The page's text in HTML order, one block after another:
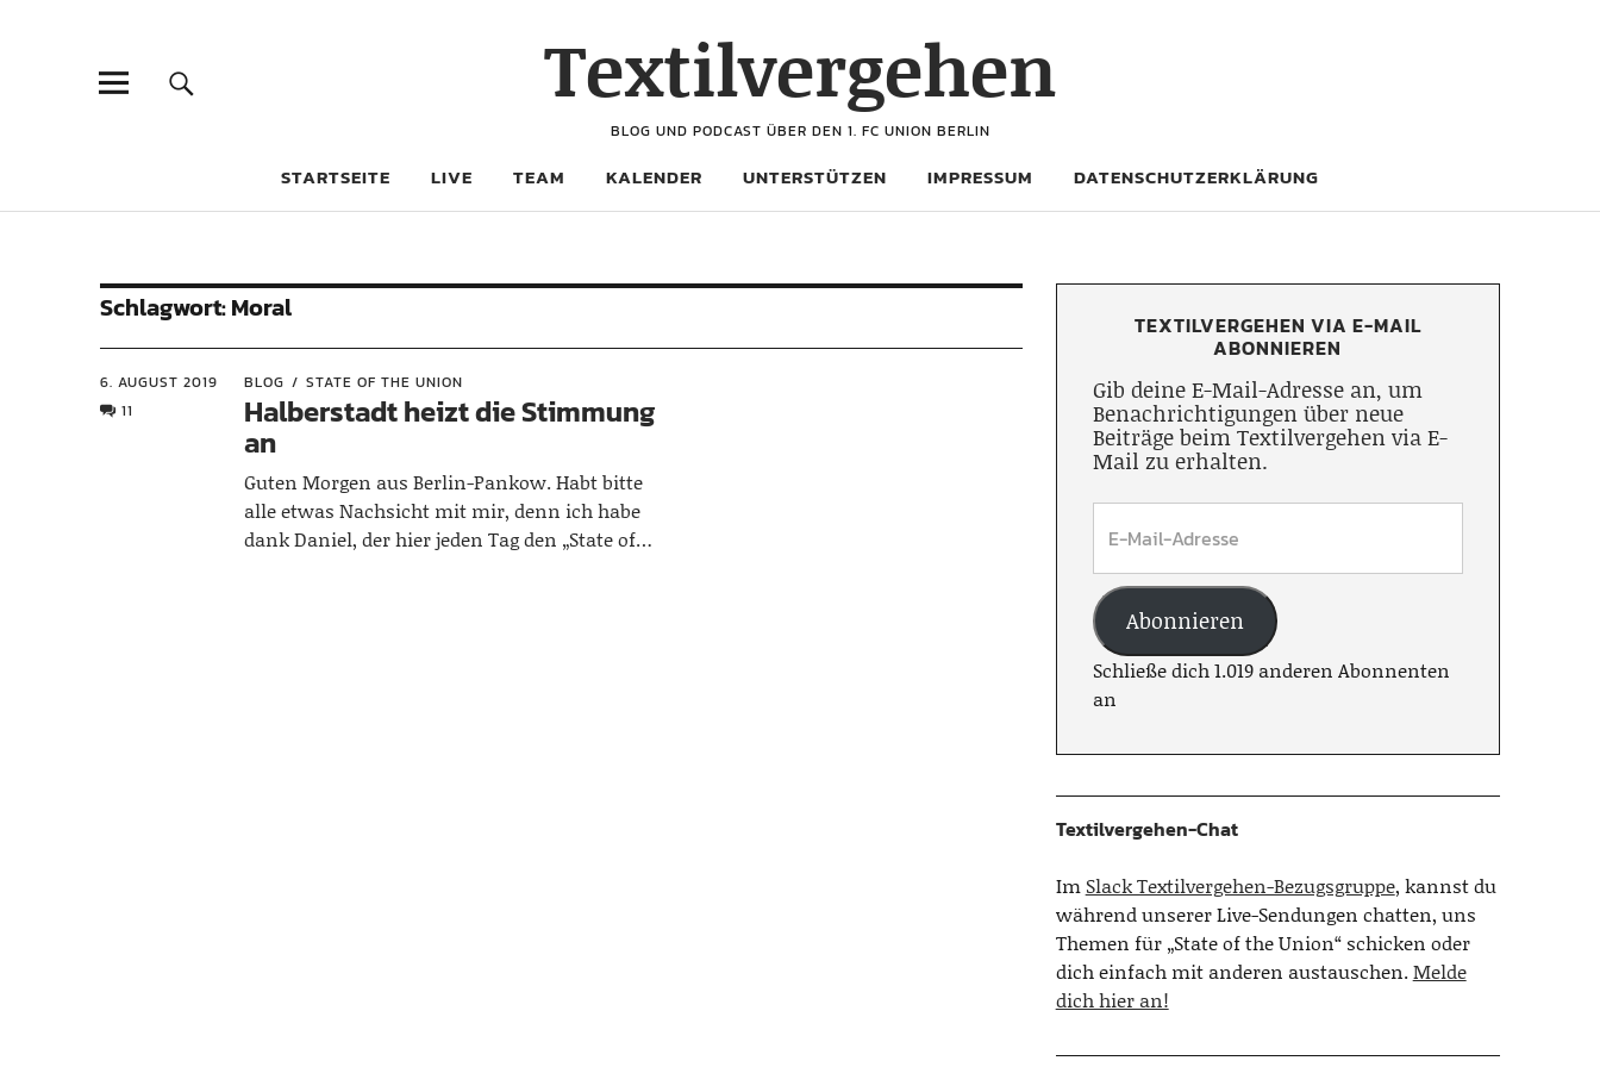
Textilvergehen
BLOG UND PODCAST ÜBER DEN 1. FC UNION BERLIN
STARTSEITE LIVE TEAM KALENDER UNTERSTÜTZEN IMPRESSUM DATENSCHUTZERKLÄRUNG
Schlagwort:Moral
6. AUGUST 2019
11
BLOG STATE OF THE UNION
Halberstadt heizt die Stimmung
an
Guten Morgen aus Berlin-Pankow. Habt bitte
alle etwas Nachsicht mit mir, denn ich habe
dank Daniel, der hier jeden Tag den „State of…
TEXTILVERGEHEN VIA E-MAIL
ABONNIEREN
Gib deine E-Mail-Adresse an, um
Benachrichtigungen über neue
Beiträge beim Textilvergehen via E-
Mail zu erhalten.
Abonnieren
Schließe dich 1.019 anderen Abonnenten
an
Textilvergehen-Chat
Im Slack Textilvergehen-Bezugsgruppe, kannst du
während unserer Live-Sendungen chatten, uns
Themen für „State of the Union“ schicken oder
dich einfach mit anderen austauschen.Melde
dich hier an!